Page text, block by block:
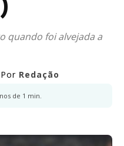
quando foi alvejada a
Por Redação
de 1 min.